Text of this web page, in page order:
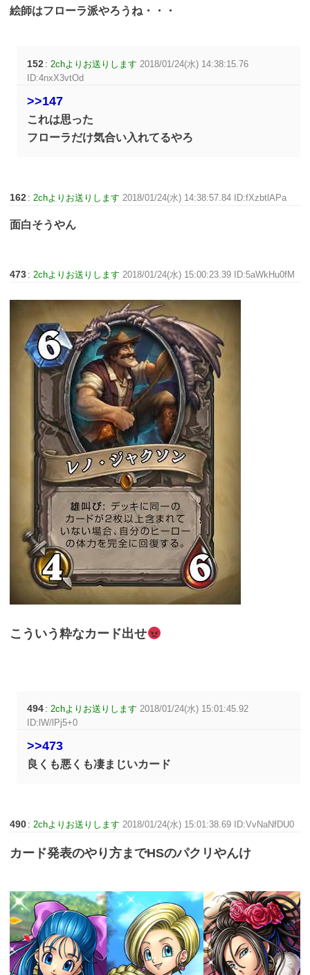
絵師はフローラ派やろうね・・・
152 :2chよりお送りします 2018/01/24(水) 14:38:15.76
ID:4nxX3vtOd
>>147
これは思った
フローラだけ気合い入れてるやろ
162 :2chよりお送りします 2018/01/24(水) 14:38:57.84 ID:fXzbtlAPa
面白そうやん
473 :2chよりお送りします 2018/01/24(水) 15:00:23.39 ID:5aWkHu0fM
こういう粋なカード出せ
494 :2chよりお送りします 2018/01/24(水) 15:01:45.92
ID:lW/lPj5+0
>>473
良くも悪くも凄まじいカード
490 :2chよりお送りします 2018/01/24(水) 15:01:38.69 ID:VvNaNfDU0
カード発表のやり方までHSのパクリやんけ